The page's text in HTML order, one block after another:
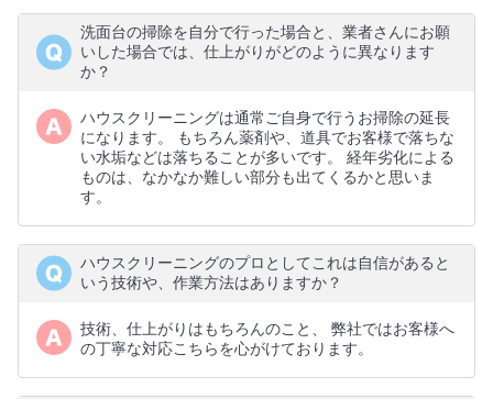
洗面台の掃除を自分で行った場合と、業者さんにお願
いした場合では、仕上がりがどのように異なります
か？
ハウスクリーニングは通常ご自身で行うお掃除の延長
になります。 もちろん薬剤や、道具でお客様で落ちな
い水垢などは落ちることが多いです。 経年劣化による
ものは、なかなか難しい部分も出てくるかと思いま
す。
ハウスクリーニングのプロとしてこれは自信があると
いう技術や、作業方法はありますか？
技術、仕上がりはもちろんのこと、 弊社ではお客様へ
の丁寧な対応こちらを心がけております。